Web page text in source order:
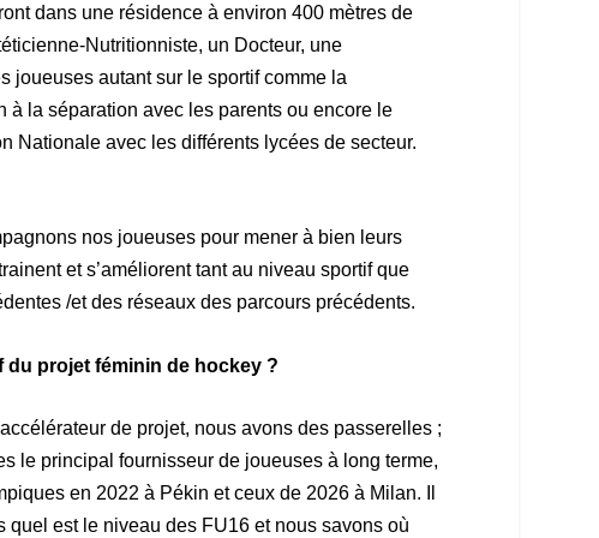
dans une résidence à environ 400 mètres de
Nutritionniste, un Docteur, une
joueuses autant sur le sportif comme la
à la séparation avec les parents ou encore le
Nationale avec les différents lycées de secteur.
nos joueuses pour mener à bien leurs
et s’améliorent tant au niveau sportif que
/et des réseaux des parcours précédents.
du projet féminin de hockey ?
de projet, nous avons des passerelles ;
le principal fournisseur de joueuses à long terme,
en 2022 à Pékin et ceux de 2026 à Milan. Il
est le niveau des FU16 et nous savons où